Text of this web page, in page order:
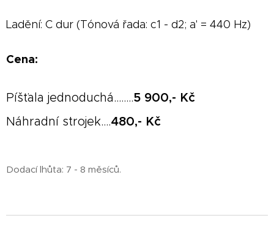
Ladění: C dur (Tónová řada: c1 - d2; a' = 440 Hz)
Cena:
Píšťala jednoduchá........5 900,- Kč
Náhradní strojek....480,- Kč
Dodací lhůta: 7 - 8 měsíců.